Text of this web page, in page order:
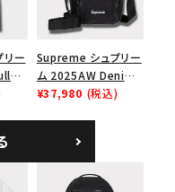
ー
Supreme シュプリー
ム 2025AW Denim
Shoulder Bag デニ
¥37,980 (税込)